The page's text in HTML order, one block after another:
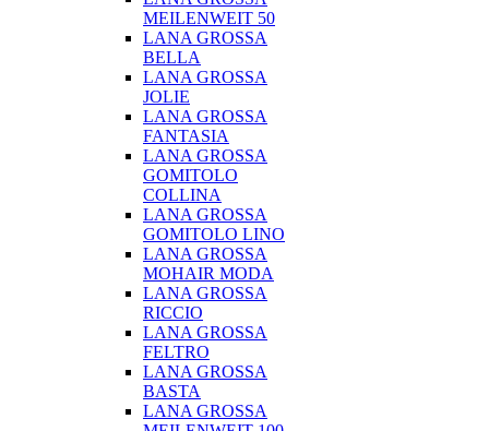
MEILENWEIT 50
LANA GROSSA
BELLA
LANA GROSSA
JOLIE
LANA GROSSA
FANTASIA
LANA GROSSA
GOMITOLO
COLLINA
LANA GROSSA
GOMITOLO LINO
LANA GROSSA
MOHAIR MODA
LANA GROSSA
RICCIO
LANA GROSSA
FELTRO
LANA GROSSA
BASTA
LANA GROSSA